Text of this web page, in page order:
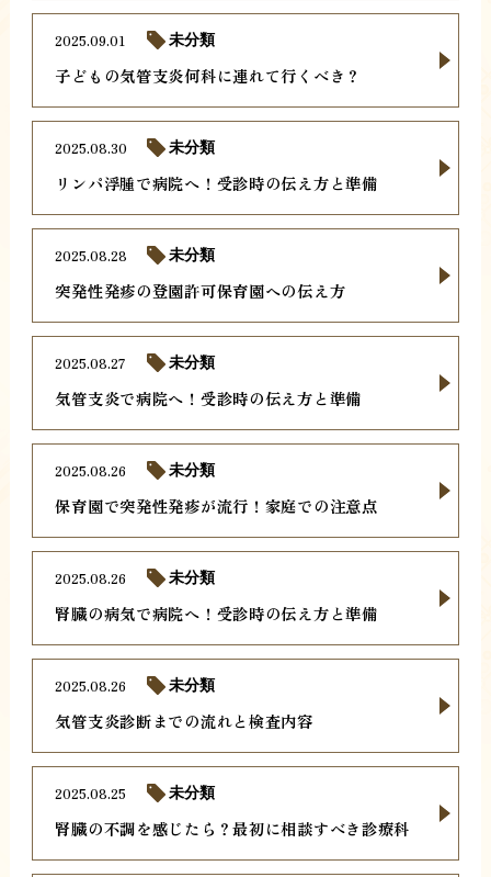
子どもの気管支炎何科に連れて行くべき？
2025.09.01 未分類
リンパ浮腫で病院へ！受診時の伝え方と準備
2025.08.30 未分類
突発性発疹の登園許可保育園への伝え方
2025.08.28 未分類
気管支炎で病院へ！受診時の伝え方と準備
2025.08.27 未分類
保育園で突発性発疹が流行！家庭での注意点
2025.08.26 未分類
腎臓の病気で病院へ！受診時の伝え方と準備
2025.08.26 未分類
気管支炎診断までの流れと検査内容
2025.08.26 未分類
腎臓の不調を感じたら？最初に相談すべき診療科
2025.08.25 未分類